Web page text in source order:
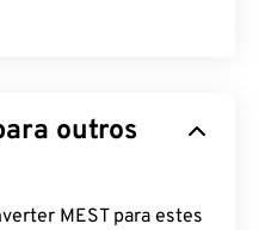
outros
MEST para estes